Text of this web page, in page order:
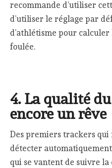
recommande d’utiliser
d’utiliser le réglage par
d’athlétisme pour
foulée.
4. La qualité
encore un rêve
Des premiers trackers qui
détecter
qui se vantent de suivre la